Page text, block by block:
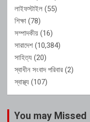
লাইফস্টাইল (55)
শিক্ষা (78)
সম্পাদকীয় (16)
সারাদেশ (10,384)
সাহিত্য (20)
স্বাধীন সংবাদ পরিবার (2)
স্বাস্থ্য (107)
You may Missed